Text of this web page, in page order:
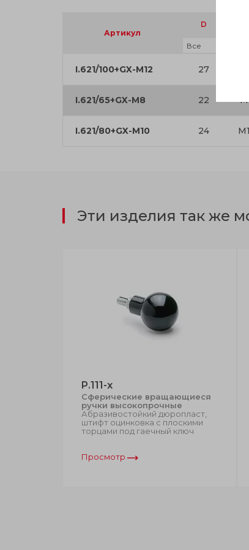
Артикул
D
I.621/100+GX-M12 27
I.621/65+GX-M8 22
I.621/80+GX-M10 24
Эти изделия так же
P.111-x
Сферические вращающиеся
ручки высокопрочные
Абразивостойкий дюропласт,
штифт оцинковка с плоскими
торцами под гаечный ключ
Просмотр